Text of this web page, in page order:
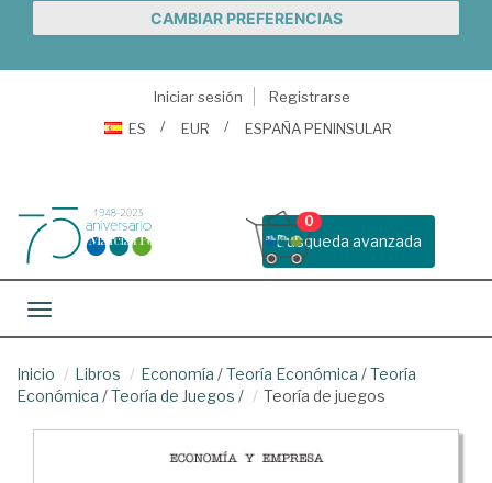
CAMBIAR PREFERENCIAS
Iniciar sesión
Registrarse
ES
EUR ESPAÑA PENINSULAR
Busqueda avanzada
0
Toggle navigation
Inicio Libros Economía /Teoría Económica /Teoría
Económica /Teoría de Juegos / Teoría de juegos